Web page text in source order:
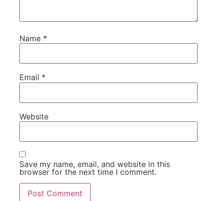
Name *
Email *
Website
Save my name, email, and website in this
browser for the next time I comment.